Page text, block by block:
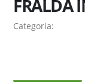
FRALDA
Categoria: